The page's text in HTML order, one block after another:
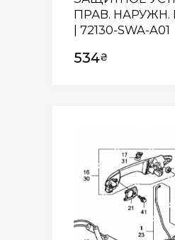
ПРАВ. НАРУЖН.
| 72130-SWA-A01
534₴